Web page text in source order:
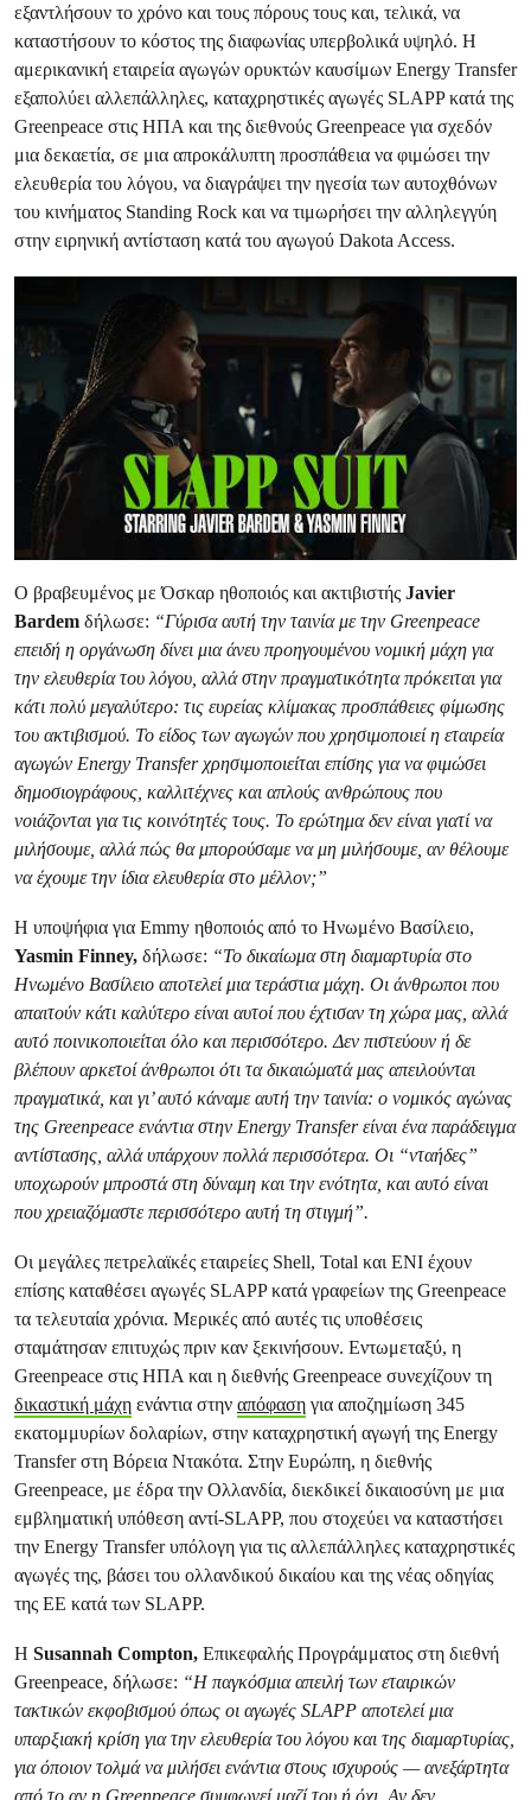
εξαντλήσουν το χρόνο και τους πόρους τους και, τελικά, να
καταστήσουν το κόστος της διαφωνίας υπερβολικά υψηλό. Η
αμερικανική εταιρεία αγωγών ορυκτών καυσίμων Energy Transfer
εξαπολύει αλλεπάλληλες, καταχρηστικές αγωγές SLAPP κατά της
Greenpeace στις ΗΠΑ και της διεθνούς Greenpeace για σχεδόν
μια δεκαετία, σε μια απροκάλυπτη προσπάθεια να φιμώσει την
ελευθερία του λόγου, να διαγράψει την ηγεσία των αυτοχθόνων
του κινήματος Standing Rock και να τιμωρήσει την αλληλεγγύη
στην ειρηνική αντίσταση κατά του αγωγού Dakota Access.
Ο βραβευμένος με Όσκαρ ηθοποιός και ακτιβιστής Javier
Bardem δήλωσε: “Γύρισα αυτή την ταινία με την Greenpeace
επειδή η οργάνωση δίνει μια άνευ προηγουμένου νομική μάχη για
την ελευθερία του λόγου, αλλά στην πραγματικότητα πρόκειται για
κάτι πολύ μεγαλύτερο: τις ευρείας κλίμακας προσπάθειες φίμωσης
του ακτιβισμού. Το είδος των αγωγών που χρησιμοποιεί η εταιρεία
αγωγών Energy Transfer χρησιμοποιείται επίσης για να φιμώσει
δημοσιογράφους, καλλιτέχνες και απλούς ανθρώπους που
νοιάζονται για τις κοινότητές τους. Το ερώτημα δεν είναι γιατί να
μιλήσουμε, αλλά πώς θα μπορούσαμε να μη μιλήσουμε, αν θέλουμε
να έχουμε την ίδια ελευθερία στο μέλλον;”
Η υποψήφια για Emmy ηθοποιός από το Ηνωμένο Βασίλειο,
Yasmin Finney, δήλωσε: “Το δικαίωμα στη διαμαρτυρία στο
Ηνωμένο Βασίλειο αποτελεί μια τεράστια μάχη. Οι άνθρωποι που
απαιτούν κάτι καλύτερο είναι αυτοί που έχτισαν τη χώρα μας, αλλά
αυτό ποινικοποιείται όλο και περισσότερο. Δεν πιστεύουν ή δε
βλέπουν αρκετοί άνθρωποι ότι τα δικαιώματά μας απειλούνται
πραγματικά, και γι’ αυτό κάναμε αυτή την ταινία: ο νομικός αγώνας
της Greenpeace ενάντια στην Energy Transfer είναι ένα παράδειγμα
αντίστασης, αλλά υπάρχουν πολλά περισσότερα. Οι “νταήδες”
υποχωρούν μπροστά στη δύναμη και την ενότητα, και αυτό είναι
που χρειαζόμαστε περισσότερο αυτή τη στιγμή”.
Οι μεγάλες πετρελαϊκές εταιρείες Shell, Total και ENI έχουν
επίσης καταθέσει αγωγές SLAPP κατά γραφείων της Greenpeace
τα τελευταία χρόνια. Μερικές από αυτές τις υποθέσεις
σταμάτησαν επιτυχώς πριν καν ξεκινήσουν. Εντωμεταξύ, η
Greenpeace στις ΗΠΑ και η διεθνής Greenpeace συνεχίζουν τη
δικαστική μάχη ενάντια στην απόφαση για αποζημίωση 345
εκατομμυρίων δολαρίων, στην καταχρηστική αγωγή της Energy
Transfer στη Βόρεια Ντακότα. Στην Ευρώπη, η διεθνής
Greenpeace, με έδρα την Ολλανδία, διεκδικεί δικαιοσύνη με μια
εμβληματική υπόθεση αντί-SLAPP, που στοχεύει να καταστήσει
την Energy Transfer υπόλογη για τις αλλεπάλληλες καταχρηστικές
αγωγές της, βάσει του ολλανδικού δικαίου και της νέας οδηγίας
της ΕΕ κατά των SLAPP.
Η Susannah Compton, Επικεφαλής Προγράμματος στη διεθνή
Greenpeace, δήλωσε: “Η παγκόσμια απειλή των εταιρικών
τακτικών εκφοβισμού όπως οι αγωγές SLAPP αποτελεί μια
υπαρξιακή κρίση για την ελευθερία του λόγου και της διαμαρτυρίας,
για όποιον τολμά να μιλήσει ενάντια στους ισχυρούς — ανεξάρτητα
από το αν η Greenpeace συμφωνεί μαζί του ή όχι. Αν δεν